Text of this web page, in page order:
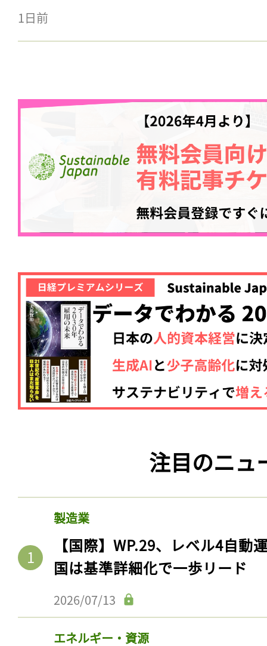
1日前
注目のニュ
製造業
【国際】WP.29、レベル4自動
国は基準詳細化で一歩リード
2026/07/13
エネルギー・資源